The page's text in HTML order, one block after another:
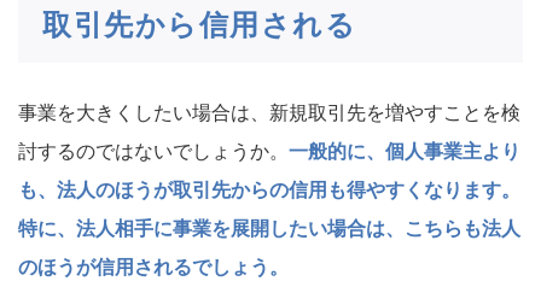
取引先から信用される
事業を大きくしたい場合は、新規取引先を増やすことを検
討するのではないでしょうか。 一般的に、個人事業主より
も、法人のほうが取引先からの信用も得やすくなります。
特に、法人相手に事業を展開したい場合は、こちらも法人
のほうが信用されるでしょう。